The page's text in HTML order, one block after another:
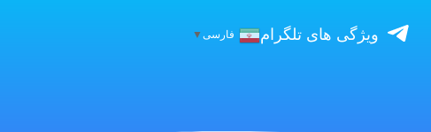
ویژگی های تلگرام فارسی▼